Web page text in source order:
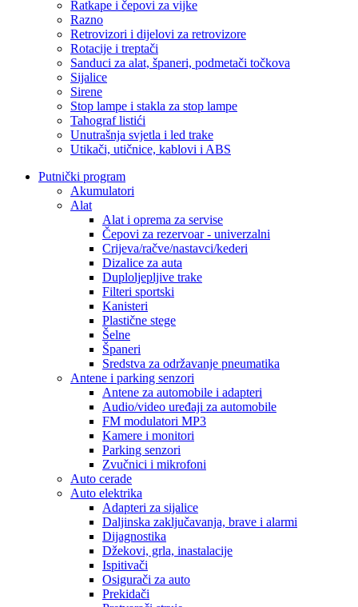
Ratkape i čepovi za vijke
Razno
Retrovizori i dijelovi za retrovizore
Rotacije i treptači
Sanduci za alat, španeri, podmetači točkova
Sijalice
Sirene
Stop lampe i stakla za stop lampe
Tahograf listići
Unutrašnja svjetla i led trake
Utikači, utičnice, kablovi i ABS
Putnički program
Akumulatori
Alat
Alat i oprema za servise
Čepovi za rezervoar - univerzalni
Crijeva/račve/nastavci/kederi
Dizalice za auta
Duploljepljive trake
Filteri sportski
Kanisteri
Plastične stege
Šelne
Španeri
Sredstva za održavanje pneumatika
Antene i parking senzori
Antene za automobile i adapteri
Audio/video uređaji za automobile
FM modulatori MP3
Kamere i monitori
Parking senzori
Zvučnici i mikrofoni
Auto cerade
Auto elektrika
Adapteri za sijalice
Daljinska zaključavanja, brave i alarmi
Dijagnostika
Džekovi, grla, inastalacije
Ispitivači
Osigurači za auto
Prekidači